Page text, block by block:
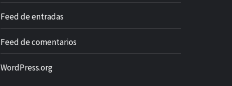
Feed de entradas
Feed de comentarios
WordPress.org